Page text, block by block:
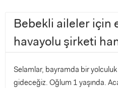
Bebekli aileler için
havayolu şirketi
Selamlar, bayramda bir
gideceğiz. Oğlum 1 yaşında.